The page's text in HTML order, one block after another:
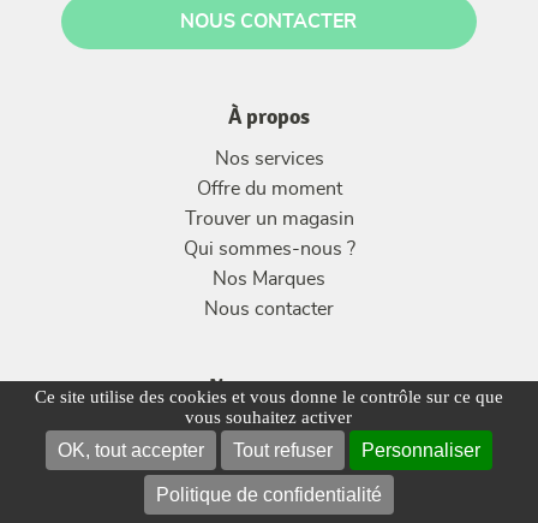
Ce site utilise des cookies et vous donne le contrôle sur ce que
vous souhaitez activer
OK, tout accepter Tout refuser Personnaliser
Politique de confidentialité
NOUS CONTACTER TROUVER UN MAGASIN
NOUS CONTACTER
À propos
Nos services
Offre du moment
Trouver un magasin
Qui sommes-nous ?
Nos Marques
Nous contacter
Nos gammes
Nos Meubles de Salon
Nos Meubles de Salle à manger
Chambre et literie